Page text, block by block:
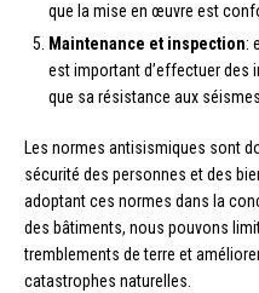
que la mise en œuvre est
Maintenance et inspection:
est important d’effectuer des
que sa résistance aux
Les normes antisismiques sont
sécurité des personnes et des
adoptant ces normes dans la
des bâtiments, nous pouvons
tremblements de terre et
catastrophes naturelles.